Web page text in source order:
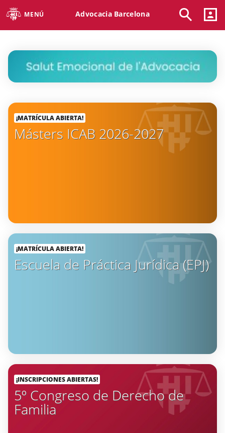
MENÚ Advocacia Barcelona
¡MATRÍCULA ABIERTA!
Másters ICAB 2026-2027
¡MATRÍCULA ABIERTA!
Escuela de Práctica Jurídica (EPJ)
¡INSCRIPCIONES ABIERTAS!
5º Congreso de Derecho de
Familia